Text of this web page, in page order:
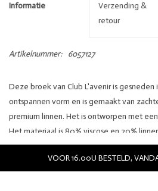
Informatie
Verzending &
retour
Artikelnummer: 6057127
Deze broek van Club L'avenir is
ontspannen vorm en is gemaakt van
premium linnen. Het is ontworpen met
Het materiaal is 80% viscose en 20%
draagt ​​maat S.
VOOR 16.00U BESTELD,